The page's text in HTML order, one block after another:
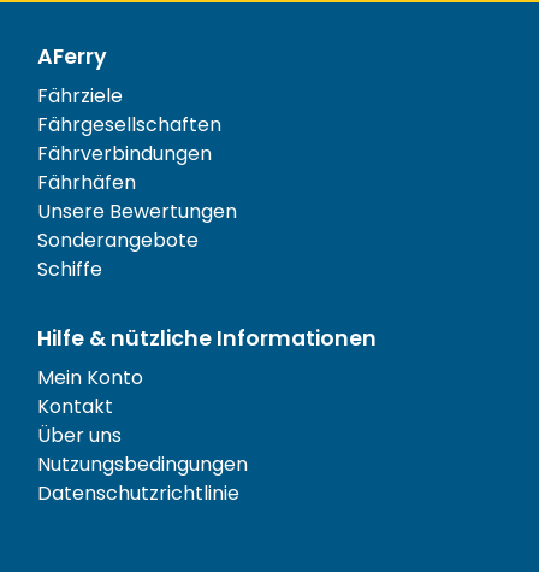
AFerry
Fährziele
Fährgesellschaften
Fährverbindungen
Fährhäfen
Unsere Bewertungen
Sonderangebote
Schiffe
Hilfe & nützliche Informationen
Mein Konto
Kontakt
Über uns
Nutzungsbedingungen
Datenschutzrichtlinie